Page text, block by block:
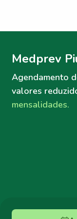
Medprev
Agendamento
valores
mensalidades.